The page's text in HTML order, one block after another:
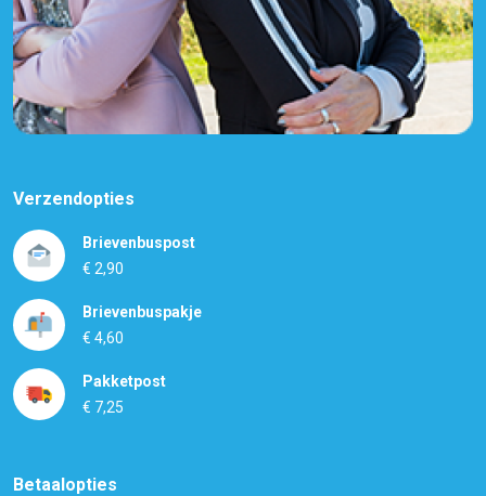
Verzendopties
Brievenbuspost
€ 2,90
Brievenbuspakje
€ 4,60
Pakketpost
€ 7,25
Betaalopties